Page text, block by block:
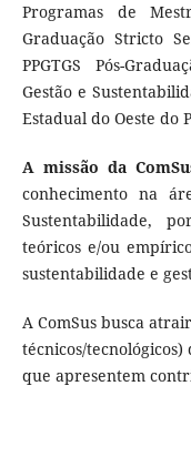
Programas de
Graduação Stricto
PPGTGS Pós-
Gestão e
Estadual do Oeste do
A missão da
conhecimento na
Sustentabilidade,
teóricos e/ou
sustentabilidade e
A ComSus busca
técnicos/
que apresentem